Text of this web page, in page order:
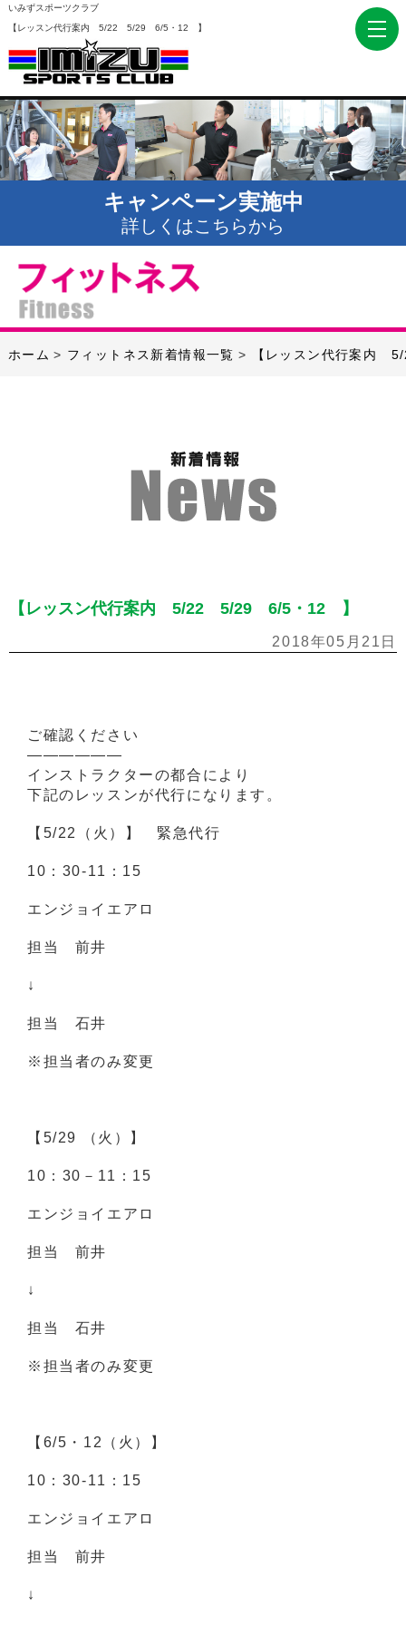
いみずスポーツクラブ
【レッスン代行案内 5/22 5/29 6/5・12 】
キャンペーン実施中
詳しくはこちらから
ホーム フィットネス新着情報一覧 【レッスン代行案
【レッスン代行案内 5/22 5/29 6/5・12 】
2018年05月21日
ご確認ください
——————
インストラクターの都合により
下記のレッスンが代行になります。
【5/22（火）】 緊急代行
10：30-11：15
エンジョイエアロ
担当 前井
↓
担当 石井
※担当者のみ変更
【5/29 （火）】
10：30－11：15
エンジョイエアロ
担当 前井
↓
担当 石井
※担当者のみ変更
【6/5・12（火）】
10：30-11：15
エンジョイエアロ
担当 前井
↓